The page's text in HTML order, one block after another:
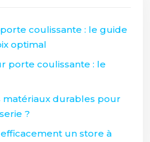
coulissante : le guide
optimal
porte coulissante : le
matériaux durables pour
?
un store à